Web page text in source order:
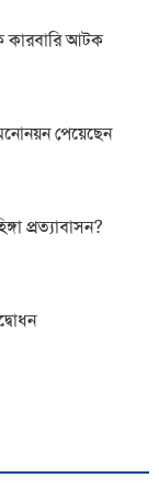
কারবারি আটক
পেয়েছেন
প্রত্যাবাসন?